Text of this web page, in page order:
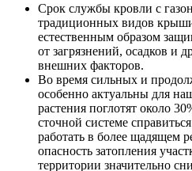
Срок службы кровли с
традиционных видов
естественным образом
от загрязнений, осадков и
внешних факторов.
Во время сильных и
особенно актуальны для
растения поглотят около
сточной системе
работать в более щадящем
опасность затопления
территории значительно